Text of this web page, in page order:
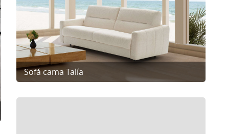
Sofá cama Talía